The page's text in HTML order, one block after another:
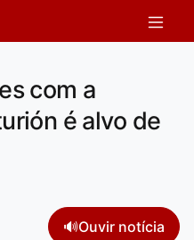
com a
é alvo de
🔊Ouvir notícia